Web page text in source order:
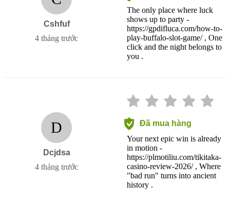
Cshfuf
4 tháng trước
The only place where luck
shows up to party -
https://gpdifluca.com/how-to-
play-buffalo-slot-game/ , One
click and the night belongs to
you .
D
Dcjdsa
4 tháng trước
Đã mua hàng
Your next epic win is already
in motion -
https://plmotiliu.com/tikitaka-
casino-review-2026/ , Where
"bad run" turns into ancient
history .